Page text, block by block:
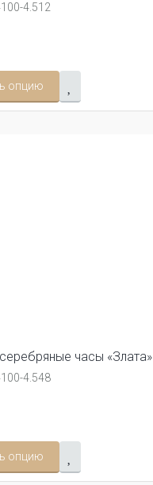
4.512
опцию
часы «Злата»
4.548
опцию